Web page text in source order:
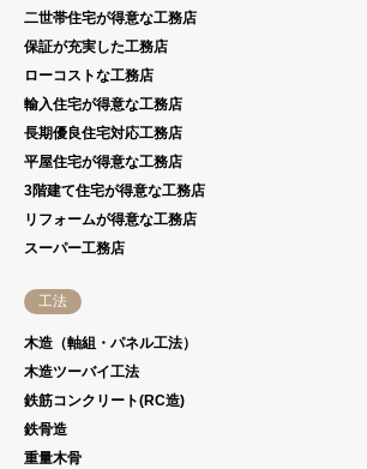
二世帯住宅が得意な工務店
保証が充実した工務店
ローコストな工務店
輸入住宅が得意な工務店
長期優良住宅対応工務店
平屋住宅が得意な工務店
3階建て住宅が得意な工務店
リフォームが得意な工務店
スーパー工務店
工法
木造（軸組・パネル工法）
木造ツーバイ工法
鉄筋コンクリート(RC造)
鉄骨造
重量木骨